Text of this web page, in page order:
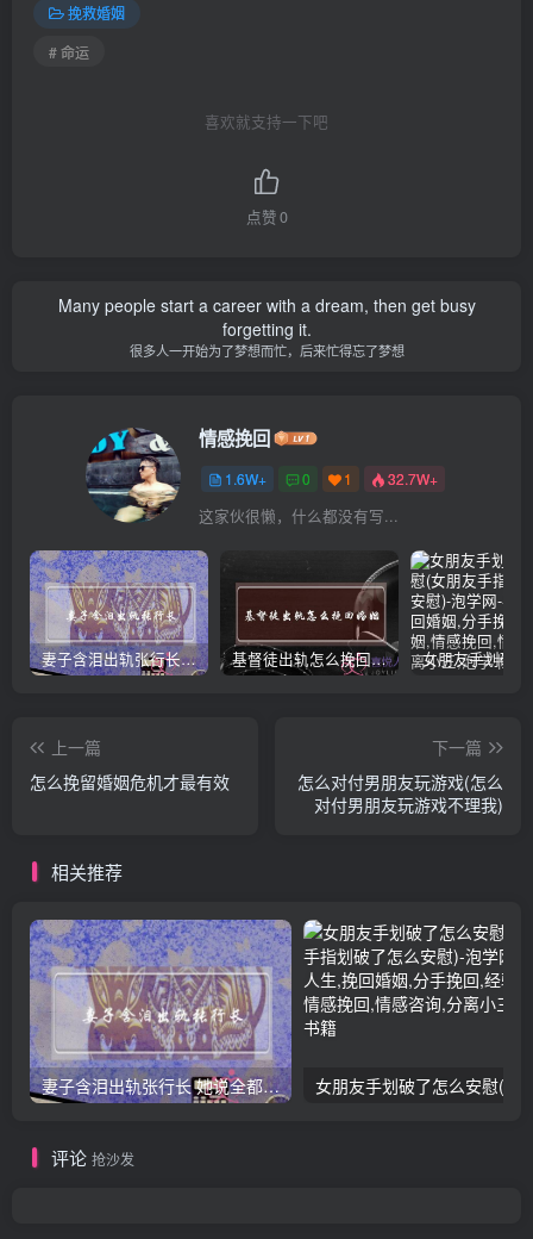
挽救婚姻
# 命运
喜欢就支持一下吧
点赞0
Many people start a career with a dream, then get busy
forgetting it.
很多人一开始为了梦想而忙，后来忙得忘了梦想
情感挽回
1.6W+ 0 1 32.7W+
这家伙很懒，什么都没有写...
妻子含泪出轨张行长 她说全都是因为家中 基督徒出轨怎么挽回婚姻(基督徒面对出轨婚姻)
上一篇
怎么挽留婚姻危机才最有效
下一篇
怎么对付男朋友玩游戏(怎么
对付男朋友玩游戏不理我)
相关推荐
妻子含泪出轨张行长 她说全都是因为家中
评论 抢沙发